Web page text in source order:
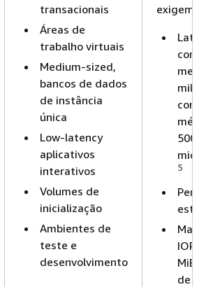
transacionais
Áreas de
trabalho virtuais
Medium-sized,
bancos de dados
de instância
única
Low-latency
aplicativos
interativos
Volumes de
inicialização
Ambientes de
teste e
desenvolvimento
exigem:
com
500
5
Mais
MiB/
de